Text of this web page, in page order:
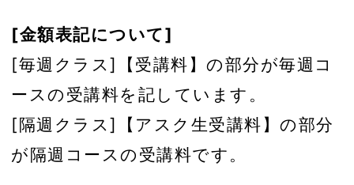
[金額表記について]
[毎週クラス]【受講料】の部分が毎週コ
ースの受講料を記しています。
[隔週クラス]【アスク生受講料】の部分
が隔週コースの受講料です。